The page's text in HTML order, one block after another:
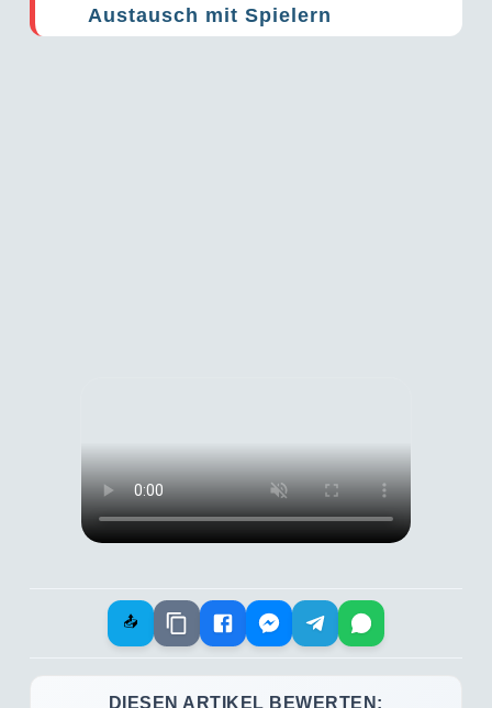
Austausch mit Spielern
📤
DIESEN ARTIKEL BEWERTEN: